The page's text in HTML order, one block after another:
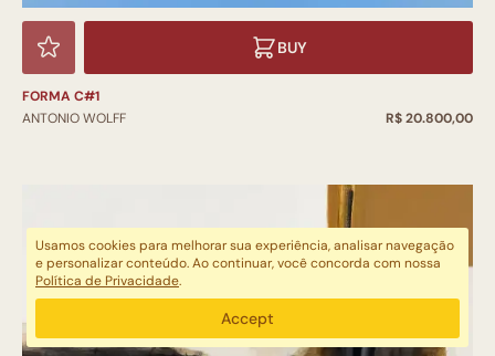
BUY
FORMA C#1
ANTONIO WOLFF
R$ 20.800,00
Usamos cookies para melhorar sua experiência, analisar navegação
e personalizar conteúdo. Ao continuar, você concorda com nossa
Política de Privacidade.
Accept